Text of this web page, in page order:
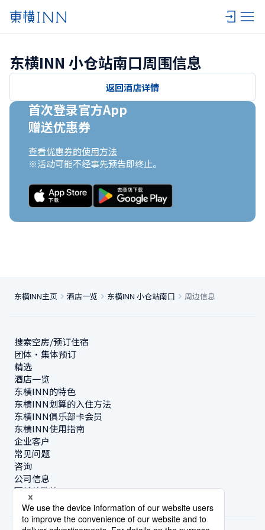
东横INN 小仓站南口周围信息
返回酒店详情
首次登录官方App
赠送优惠券
查看优惠券的使用方法
※活动可能不经事先预告即终止。
东横INN主页 酒店一览 东横INN 小仓站南口 周边信息
搜索空房/预订住宿
团体・集体预订
精选
酒店一览
东横INN的特色
东横INN划算的入住方法
东横INN俱乐部卡会员
东横INN使用指南
企业客户
常见问题
咨询
公司信息
可持续政策